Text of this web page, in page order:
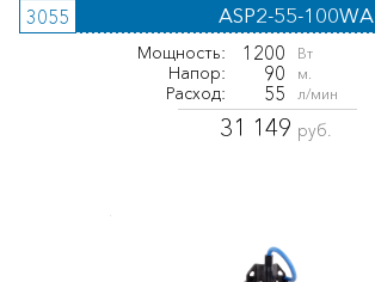
3055 ASP2-55-100WA
Мощность: 1200 Вт
Напор: 90 м.
Расход: 55 л/мин
31 149 руб.